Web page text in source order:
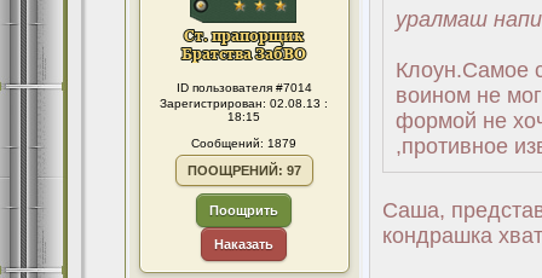
ID пользователя #7014
Зарегистрирован: 02.08.13 :
18:15
Сообщений: 1879
ПООЩРЕНИЙ: 97
Поощрить
Наказать
уралмаш
Клоун.Самое
воином не
формой не
,противное
Саша,
кондрашка